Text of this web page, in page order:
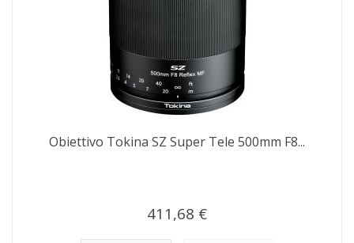
Obiettivo Tokina SZ Super Tele 500mm F8...
411,68 €